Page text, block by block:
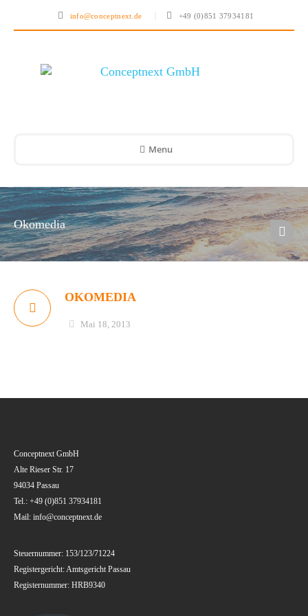
info@conceptnext.de +49 (0)851 37934181
Menu
Okomedia
OKOMEDIA
Mai 18, 2013
Conceptnext GmbH
Alte Rieser Str. 17
94034 Passau
Tel.: +49 (0)851 37934181
Mail: info@conceptnext.de
Steuernummer: 153/123/71224
Registergericht: Amtsgericht Passau
Registernummer: HRB9340